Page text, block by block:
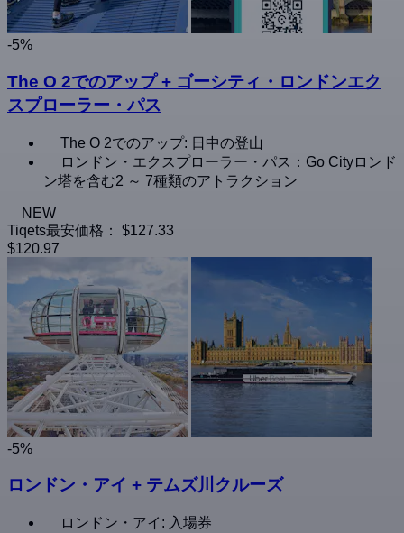
-5%
The O 2でのアップ + ゴーシティ・ロンドンエク
スプローラー・パス
The O 2でのアップ: 日中の登山
ロンドン・エクスプローラー・パス：Go Cityロンド
ン塔を含む2 ～ 7種類のアトラクション
NEW
Tiqets最安価格：
$127.33
$120.97
-5%
ロンドン・アイ + テムズ川クルーズ
ロンドン・アイ: 入場券